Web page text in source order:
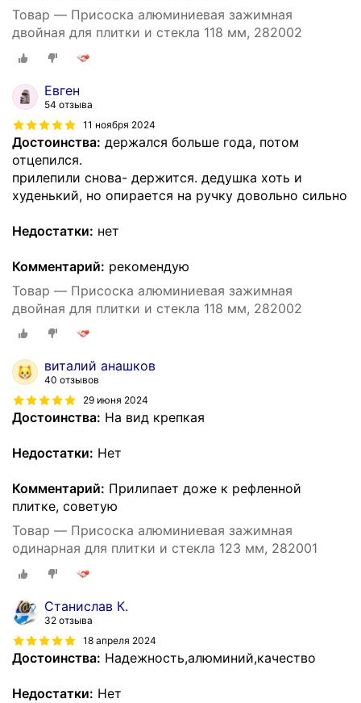
Товар — Присоска алюминиевая зажимная
двойная для плитки и стекла 118 мм, 282002
Евген
54 отзыва
11 ноября 2024
Достоинства: держался больше года, потом
отцепился.
прилепили снова- держится. дедушка хоть и
худенький, но опирается на ручку довольно сильно
Недостатки: нет
Комментарий: рекомендую
Товар — Присоска алюминиевая зажимная
двойная для плитки и стекла 118 мм, 282002
виталий анашков
40 отзывов
29 июня 2024
Достоинства: На вид крепкая
Недостатки: Нет
Комментарий: Прилипает доже к рефленной
плитке, советую
Товар — Присоска алюминиевая зажимная
одинарная для плитки и стекла 123 мм, 282001
Стaнислaв К.
32 отзыва
18 апреля 2024
Достоинства: Надежность,алюминий,качество
Недостатки: Нет